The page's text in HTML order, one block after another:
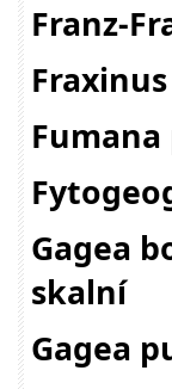
Franz-
Gagea
skalní
Gagea